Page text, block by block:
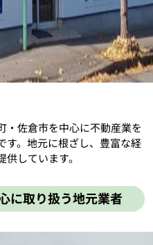
・佐倉市を中心に不動産業を
す。地元に根ざし、豊富な経
しています。
に取り扱う地元業者